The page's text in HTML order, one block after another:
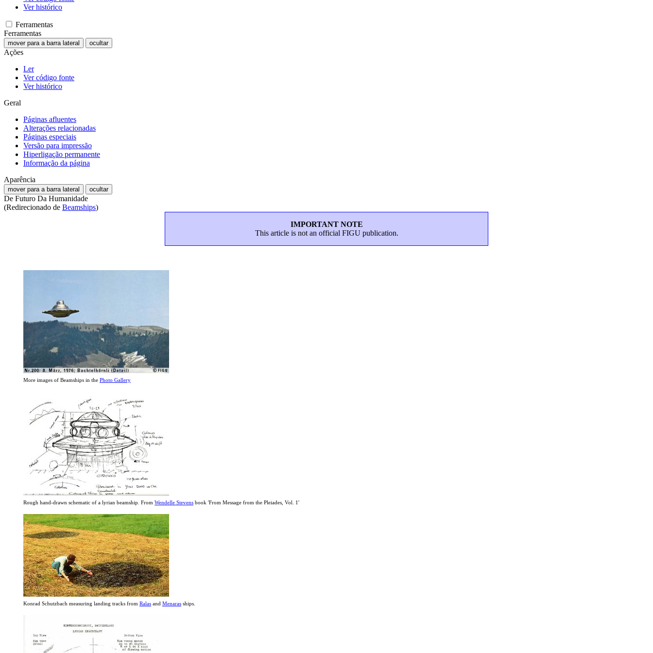
Ver histórico
Ferramentas
Ferramentas
mover para a barra lateral ocultar
Ações
Ler
Ver código fonte
Ver histórico
Geral
Páginas afluentes
Alterações relacionadas
Páginas especiais
Versão para impressão
Hiperligação permanente
Informação da página
Aparência
mover para a barra lateral ocultar
De Futuro Da Humanidade
(Redirecionado de Beamships)
IMPORTANT NOTE
This article is not an official FIGU publication.
More images of Beamships in the Photo Gallery
Rough hand-drawn schematic of a lyrian beamship. From Wendelle Stevens book 'From Message from the Pleiades, Vol. 1'
Konrad Schutzbach measuring landing tracks from Ralas and Menaras ships.